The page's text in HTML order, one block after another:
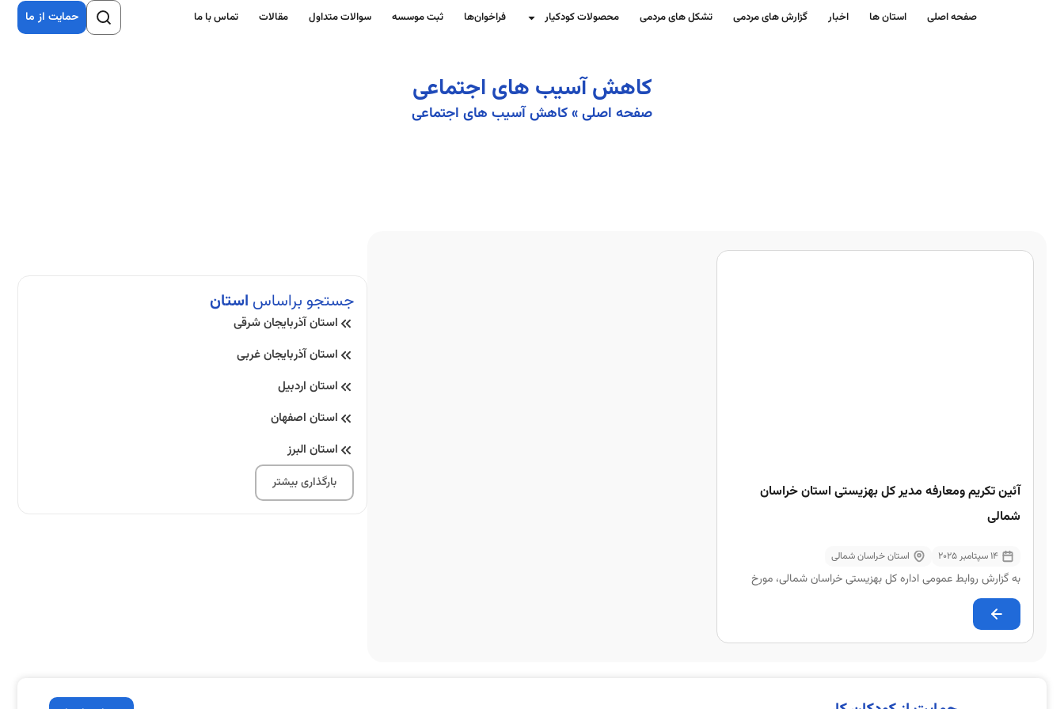
صفحه اصلی استان ها اخبار گزارش های مردمی تشکل های مردمی محصولات کودکیار فراخوان‌ها ثبت موسسه سوالات متداول مقالات تماس با ما حمایت از ما
کاهش آسیب های اجتماعی
صفحه اصلی»کاهش آسیب های اجتماعی
آئین تکریم ومعارفه مدیر کل بهزیستی استان خراسان
شمالی
14 سپتامبر 2025 استان خراسان شمالی
به گزارش روابط عمومی اداره کل بهزیستی خراسان شمالی، مورخ
جستجو براساس استان
استان آذربایجان شرقی
استان آذربایجان غربی
استان اردبیل
استان اصفهان
استان البرز
استان ایلام
بارگذاری بیشتر